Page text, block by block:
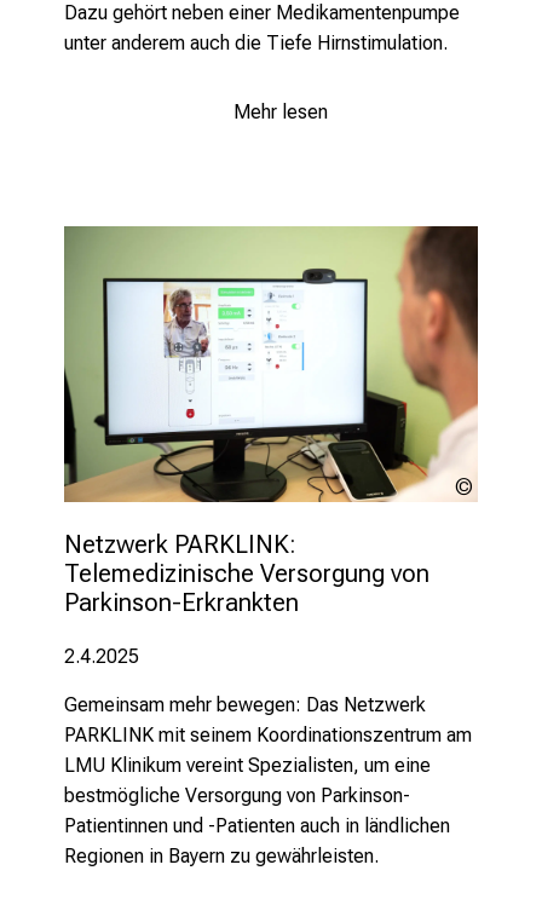
Dazu gehört neben einer Medikamentenpumpe
unter anderem auch die Tiefe Hirnstimulation.
Mehr lesen
Netzwerk PARKLINK:
Telemedizinische Versorgung von
Parkinson-Erkrankten
2.4.2025
Gemeinsam mehr bewegen: Das Netzwerk
PARKLINK mit seinem Koordinationszentrum am
LMU Klinikum vereint Spezialisten, um eine
bestmögliche Versorgung von Parkinson-
Patientinnen und -Patienten auch in ländlichen
Regionen in Bayern zu gewährleisten.